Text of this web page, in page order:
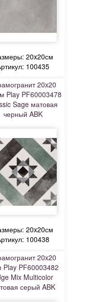
20x20см
100435
20x20
Play PF60003478
Sage матовая
черный ABK
20x20см
100438
20x20
PF60003482
Mix Multicolor
серый ABK